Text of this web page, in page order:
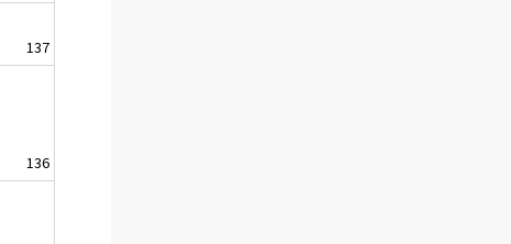
137
136